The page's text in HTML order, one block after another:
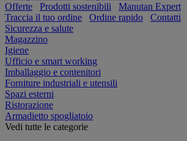
Offerte Prodotti sostenibili
Manutan Expert
Traccia il tuo ordine
Ordine rapido
Contatti
Sicurezza e salute
Magazzino
Igiene
Ufficio e smart working
Imballaggio e contenitori
Forniture industriali e utensili
Spazi esterni
Ristorazione
Armadietto spogliatoio
Vedi tutte le categorie